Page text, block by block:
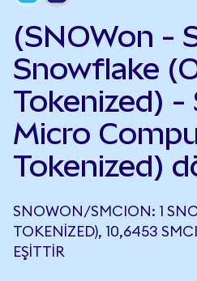
(SNOWon -
Snowflake
Tokenized) -
Micro
Tokenized)
SNOWON/SMCION: 1
TOKENIZED), 10,6453
EŞITTIR